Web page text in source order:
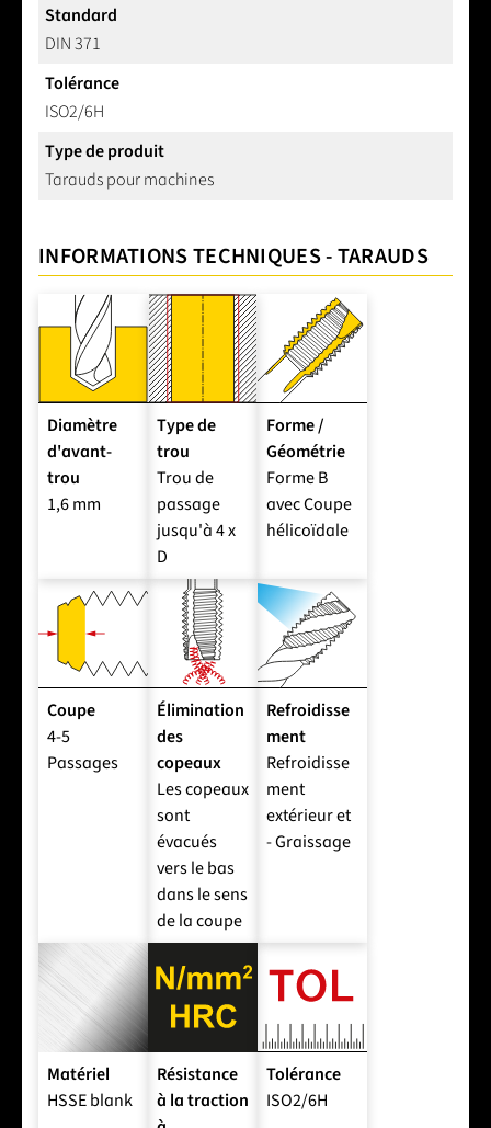
Standard
DIN 371
Tolérance
ISO2/6H
Type de produit
Tarauds pour machines
INFORMATIONS TECHNIQUES - TARAUDS
Diamètre
d'avant-
trou
1,6 mm
Type de
trou
Trou de
passage
jusqu'à 4 x
D
Forme /
Géométrie
Forme B
avec Coupe
hélicoïdale
Coupe
4-5
Passages
Élimination
des
copeaux
Les copeaux
sont
évacués
vers le bas
dans le sens
de la coupe
Refroidisse
ment
Refroidisse
ment
extérieur et
- Graissage
Matériel
HSSE blank
Résistance
à la traction
Tolérance
ISO2/6H